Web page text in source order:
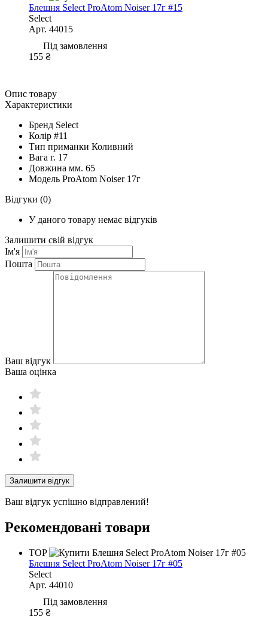
Блешня Select ProAtom Noiser 17г #15
Select
Арт. 44015
Під замовлення
155 ₴
Опис товару
Характеристики
Бренд Select
Колір #11
Тип приманки Коливний
Вага г. 17
Довжина мм. 65
Модель ProAtom Noiser 17г
Відгуки (0)
У даного товару немає відгуків
Залишити свій відгук
Ім'я
Пошта
Ваш відгук
Ваша оцінка
Залишити відгук
Ваш відгук успішно відправлений!
Рекомендовані товари
TOP
Блешня Select ProAtom Noiser 17г #05
Select
Арт. 44010
Під замовлення
155 ₴